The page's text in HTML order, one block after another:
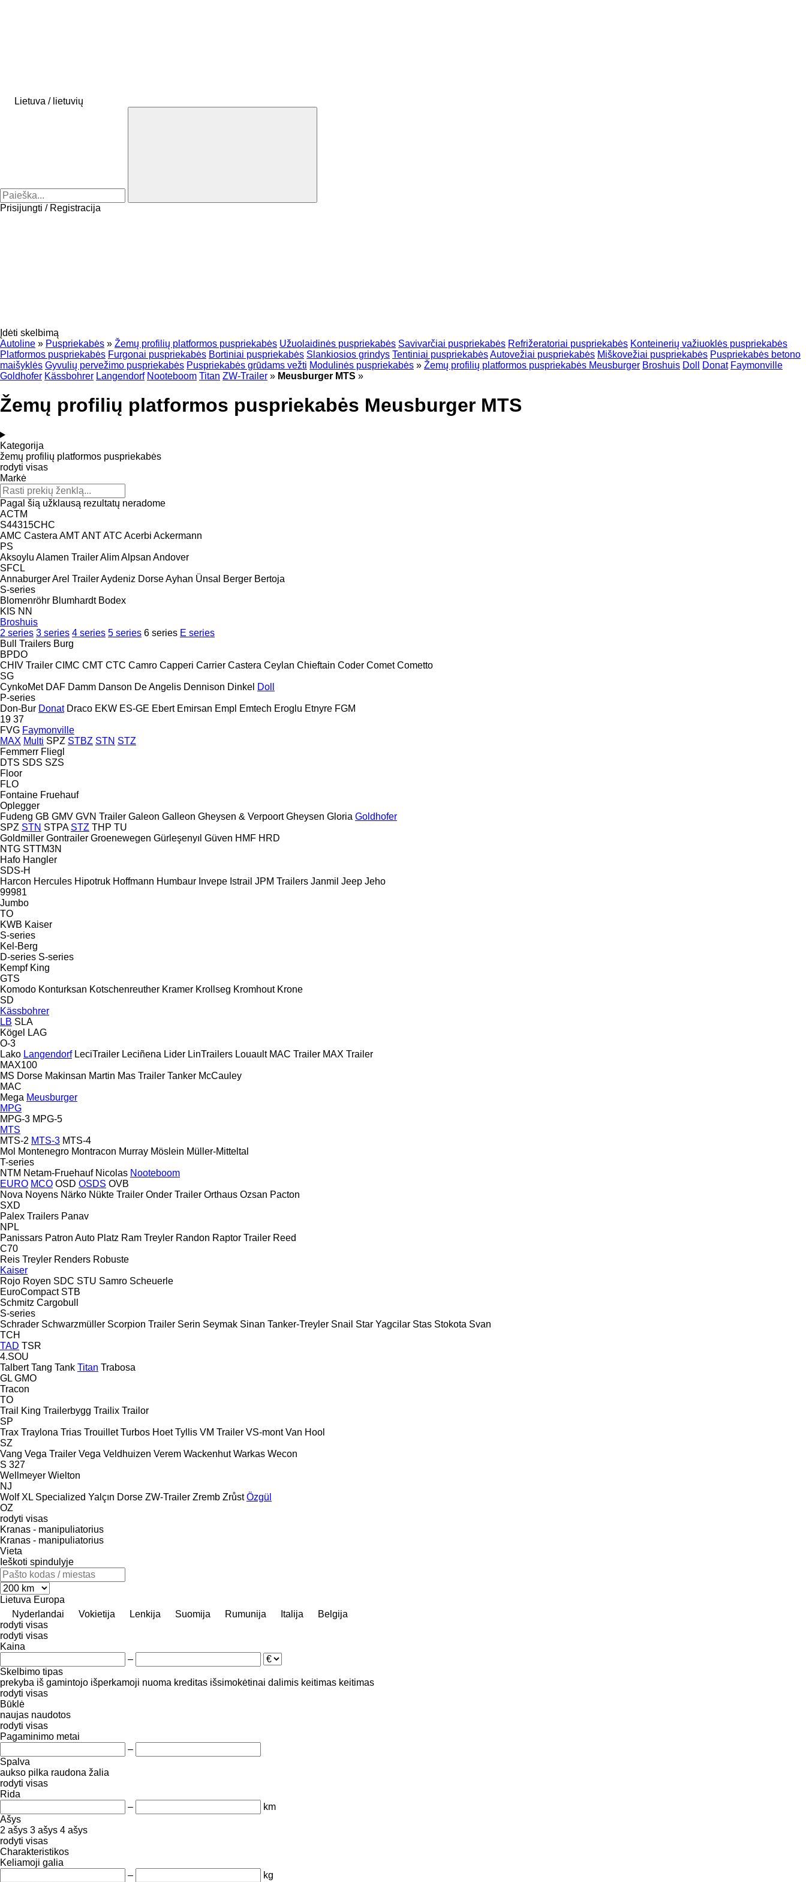
Lietuva / lietuvių
Prisijungti / Registracija
Įdėti skelbimą
Autoline » Puspriekabės » Žemų profilių platformos puspriekabės Užuolaidinės puspriekabės Savivarčiai puspriekabės Refrižeratoriai puspriekabės Konteinerių važiuoklės puspriekabės
Platformos puspriekabės Furgonai puspriekabės Bortiniai puspriekabės Slankiosios grindys Tentiniai puspriekabėsAutovežiai puspriekabės Miškovežiai puspriekabės Puspriekabės betono
maišyklės Gyvulių pervežimo puspriekabės Puspriekabės grūdams vežti Modulinės puspriekabės » Žemų profilių platformos puspriekabės Meusburger Broshuis Doll Donat Faymonville
Goldhofer Kässbohrer Langendorf Nooteboom Titan ZW-Trailer » Meusburger MTS »
Žemų profilių platformos puspriekabės Meusburger MTS
Kategorija
žemų profilių platformos puspriekabės
rodyti visas
Markė
Pagal šią užklausą rezultatų neradome
ACTM
S44315CHC
AMC Castera AMTANTATC Acerbi Ackermann
PS
Aksoylu Alamen TrailerAlimAlpsan Andover
SFCL
AnnaburgerArel TrailerAydeniz DorseAyhan Ünsal Berger Bertoja
S-series
Blomenröhr Blumhardt Bodex
KIS NN
Broshuis
2 series 3 series 4 series 5 series 6 series E series
Bull Trailers Burg
BPDO
CHIV Trailer CIMC CMT CTC Camro Capperi Carrier Castera Ceylan Chieftain Coder Comet Cometto
SG
CynkoMet DAF Damm Danson De Angelis Dennison Dinkel Doll
P-series
Don-Bur Donat Draco EKW ES-GE Ebert Emirsan Empl Emtech Eroglu Etnyre FGM
19 37
FVG Faymonville
MAX Multi SPZ STBZ STN STZ
Femmerr Fliegl
DTS SDS SZS
Floor
FLO
Fontaine Fruehauf
Oplegger
Fudeng GB GMV GVN Trailer Galeon Galleon Gheysen & Verpoort Gheysen Gloria Goldhofer
SPZ STN STPA STZ THP TU
Goldmiller Gontrailer Groenewegen Gürleşenyıl Güven HMF HRD
NTG STTM3N
Hafo Hangler
SDS-H
Harcon Hercules Hipotruk Hoffmann Humbaur Invepe Istrail JPM Trailers Janmil Jeep Jeho
99981
Jumbo
TO
KWB Kaiser
S-series
Kel-Berg
D-series S-series
Kempf King
GTS
Komodo Konturksan Kotschenreuther Kramer Krollseg Kromhout Krone
SD
Kässbohrer
LB SLA
Kögel
LAG
O-3
Lako Langendorf LeciTrailer Leciñena Lider LinTrailers Louault MAC Trailer MAX Trailer
MAX100
MS Dorse Makinsan Martin Mas Trailer Tanker McCauley
MAC
Mega Meusburger
MPG
MPG-3 MPG-5
MTS
MTS-2 MTS-3 MTS-4
Mol Montenegro Montracon Murray Möslein Müller-Mitteltal
T-series
NTM Netam-Fruehauf Nicolas Nooteboom
EURO MCO OSD OSDS OVB
Nova Noyens Närko Nükte Trailer Onder Trailer Orthaus Ozsan Pacton
SXD
Palex Trailers Panav
NPL
Panissars Patron Auto Platz Ram Treyler Randon Raptor Trailer Reed
C70
Reis Treyler Renders Robuste
Kaiser
Rojo Royen SDC STU Samro Scheuerle
EuroCompact STB
Schmitz Cargobull
S-series
Schrader Schwarzmüller Scorpion Trailer Serin Seymak Sinan Tanker-Treyler Snail Star Yagcilar Stas Stokota Svan
TCH
TAD TSR
4.SOU
Talbert Tang Tank Titan Trabosa
GL GMO
Tracon
TO
Trail King Trailerbygg Trailix Trailor
SP
Trax Traylona Trias Trouillet Turbos Hoet Tyllis VM Trailer VS-mont Van Hool
SZ
Vang Vega Trailer Vega Veldhuizen Verem Wackenhut Warkas Wecon
S 327
Wellmeyer Wielton
NJ
Wolf XL Specialized Yalçın Dorse ZW-Trailer Zremb Zrůst Özgül
OZ
rodyti visas
Kranas - manipuliatorius
Kranas - manipuliatorius
Vieta
Ieškoti spindulyje
Lietuva Europa
Nyderlandai
Vokietija Lenkija Suomija Rumunija Italija
Belgija
rodyti visas
rodyti visas
Kaina
–
Skelbimo tipas
prekyba iš gamintojo išperkamoji nuoma kreditas išsimokėtinai dalimis keitimas keitimas
rodyti visas
Būklė
naujas naudotos
rodyti visas
Pagaminimo metai
–
Spalva
aukso pilka raudona žalia
rodyti visas
Rida
–
km
Ašys
2 ašys 3 ašys 4 ašys
rodyti visas
Charakteristikos
Keliamoji galia
–
kg